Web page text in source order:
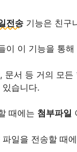
전송 기능은 친구
이 이 기능을 통해
문서 등 거의 모
습니다.
때에는 첨부파일
파일을 전송할 때